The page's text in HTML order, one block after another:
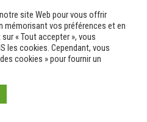
site Web pour vous offrir
mémorisant vos préférences et en
« Tout accepter », vous
les cookies. Cependant, vous
cookies » pour fournir un